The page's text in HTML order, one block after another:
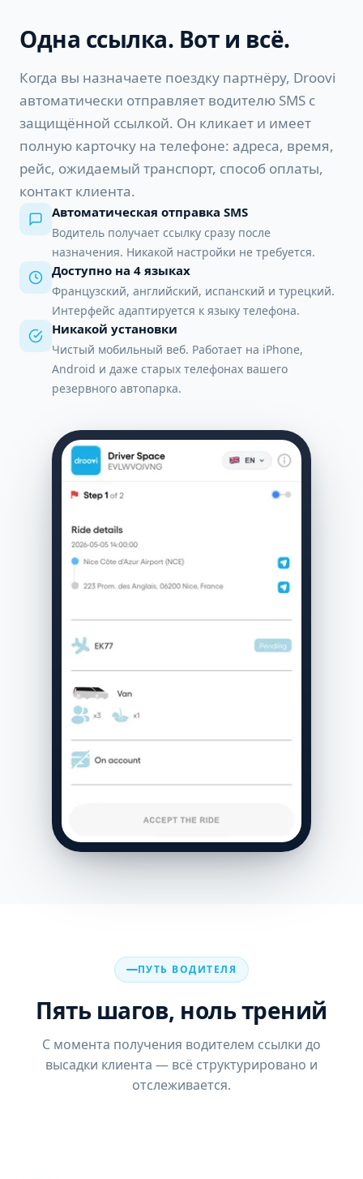
Одна ссылка. Вот и всё.
Когда вы назначаете поездку партнёру, Droovi
автоматически отправляет водителю SMS с
защищённой ссылкой. Он кликает и имеет
полную карточку на телефоне: адреса, время,
рейс, ожидаемый транспорт, способ оплаты,
контакт клиента.
Автоматическая отправка SMS
Водитель получает ссылку сразу после
назначения. Никакой настройки не требуется.
Доступно на 4 языках
Французский, английский, испанский и турецкий.
Интерфейс адаптируется к языку телефона.
Никакой установки
Чистый мобильный веб. Работает на iPhone,
Android и даже старых телефонах вашего
резервного автопарка.
ПУТЬ ВОДИТЕЛЯ
Пять шагов, ноль трений
С момента получения водителем ссылки до
высадки клиента — всё структурировано и
отслеживается.